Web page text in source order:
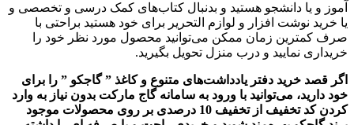
آموز و یا دانشجو هستید و بدنبال کتاب‌های کمک درسی و تخصصی و
یا خرید نوشت افزار و لوازم التحریر برای خود هستید براحتی با
صرف کمترین زمان ممکن می‌توانید محصول مورد نظر خود را
خریداری نمایید و درب منزل تحویل بگیرید.
اگر قصد خرید دفتر یادداشت‌های متنوع و کاغذ ” گاجکو ” را برای
خود دارید، می‌توانید با ورود به سامانه گاج مارکت بدون نیاز به وارد
کردن کد تخفیف از تخفیف 10 درصدی بر روی محصولات موجود